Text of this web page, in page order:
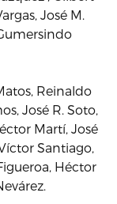
José M.
Reinaldo
José R. Soto,
Martí, José
Santiago,
Héctor